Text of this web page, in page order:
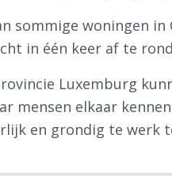
sommige woningen
in één keer af te
Luxemburg
mensen elkaar
en grondig te werk